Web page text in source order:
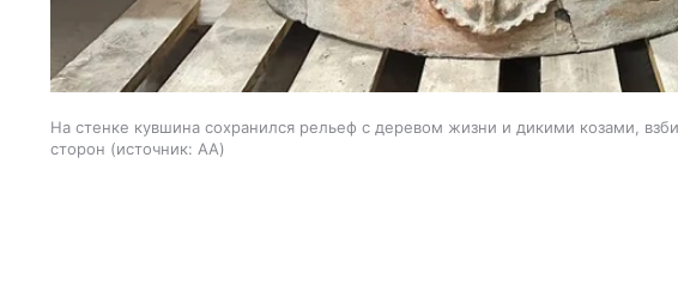
На стенке кувшина сохранился рельеф с деревом жизни и дикими козами,
сторон
источник: AA